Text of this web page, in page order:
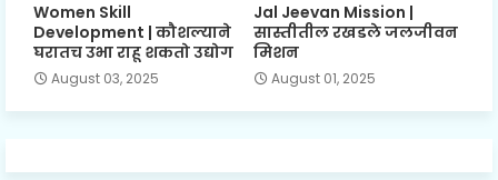
Women Skill
Development | कौशल्याने
घरातच उभा राहू शकतो उद्योग
August 03, 2025
Jal Jeevan Mission |
सास्तीतील रखडले जलजीवन
मिशन
August 01, 2025